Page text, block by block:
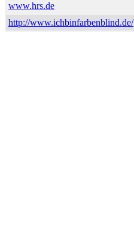
www.hrs.de
http://www.ichbinfarbenblind.de/